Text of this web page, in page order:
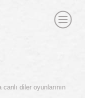
diler oyunlarının